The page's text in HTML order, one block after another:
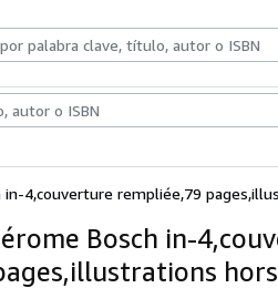
y coleccionismo
in-4,couverture rempliée,79
Bosch in-